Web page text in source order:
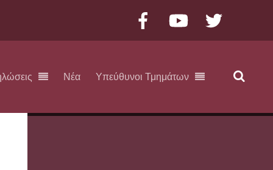
Facebook YouTube
Νέα Υπεύθυνοι Τμημάτων